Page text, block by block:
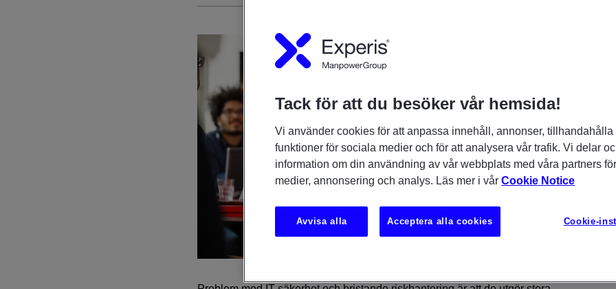
Tack för att du besöker vår hemsida!
Vi använder cookies för att anpassa innehåll, annonser, tillhandahålla
funktioner för sociala medier och för att analysera vår trafik. Vi delar
information om din användning av vår webbplats med våra partners
medier, annonsering och analys. Läs mer i vårCookie Notice
Cookie-
Avvisa alla Acceptera alla cookies